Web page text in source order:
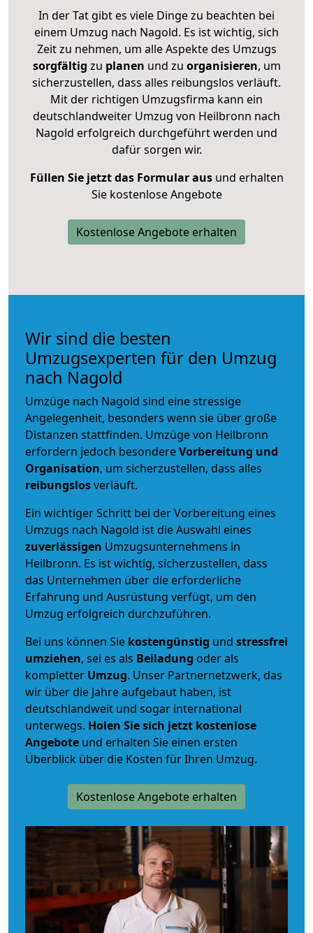
In der Tat gibt es viele Dinge zu beachten bei
einem Umzug nach Nagold. Es ist wichtig, sich
Zeit zu nehmen, um alle Aspekte des Umzugs
sorgfältig zu planen und zu organisieren, um
sicherzustellen, dass alles reibungslos verläuft.
Mit der richtigen Umzugsfirma kann ein
deutschlandweiter Umzug von Heilbronn nach
Nagold erfolgreich durchgeführt werden und
dafür sorgen wir.
Füllen Sie jetzt das Formular ausund erhalten
Sie kostenlose Angebote
Kostenlose Angebote erhalten
Wir sind die besten
Umzugsexperten für den Umzug
nach Nagold
Umzüge nach Nagold sind eine stressige
Angelegenheit, besonders wenn sie über große
Distanzen stattfinden. Umzüge von Heilbronn
erfordern jedoch besondereVorbereitung und
Organisation, um sicherzustellen, dass alles
reibungslosverläuft.
Ein wichtiger Schritt bei der Vorbereitung eines
Umzugs nach Nagold ist die Auswahl eines
zuverlässigen Umzugsunternehmens in
Heilbronn. Es ist wichtig, sicherzustellen, dass
das Unternehmen über die erforderliche
Erfahrung und Ausrüstung verfügt, um den
Umzug erfolgreich durchzuführen.
Bei uns können Sie kostengünstig und stressfrei
umziehen, sei es als Beiladung oder als
kompletter Umzug. Unser Partnernetzwerk, das
wir über die Jahre aufgebaut haben, ist
deutschlandweit und sogar international
unterwegs. Holen Sie sich jetzt kostenlose
Angebote und erhalten Sie einen ersten
Überblick über die Kosten für Ihren Umzug.
Kostenlose Angebote erhalten